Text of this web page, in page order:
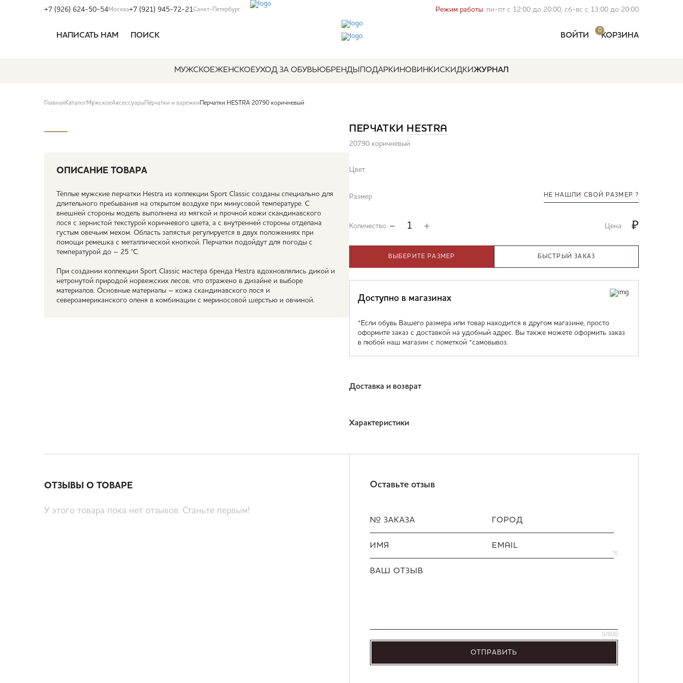
+7 (926) 624-50-54Москва+7 (921) 945-72-21Санкт-Петербург Режим работы: пн-пт с 12:00 до 20:00, сб-вс с 13:00 до 20:00
НАПИСАТЬ НАМ ПОИСК ВОЙТИ
0
КОРЗИНА
МУЖСКОЕЖЕНСКОЕУХОД ЗА ОБУВЬЮБРЕНДЫ ПОДАРКИ НОВИНКИСКИДКИЖУРНАЛ
Главная КаталогМужскоеАксессуары Перчатки и варежки Перчатки HESTRA 20790 коричневый
ОПИСАНИЕ ТОВАРА
Тёплые мужские перчатки Hestra из коллекции Sport Classic созданы специально для
длительного пребывания на открытом воздухе при минусовой температуре. С
внешней стороны модель выполнена из мягкой и прочной кожи скандинавского
лося с зернистой текстурой коричневого цвета, а с внутренней стороны отделана
густым овечьим мехом. Область запястья регулируется в двух положениях при
помощи ремешка с металлической кнопкой. Перчатки подойдут для погоды с
температурой до – 25 °С.
При создании коллекции Sport Classic мастера бренда Hestra вдохновлялись дикой и
нетронутой природой норвежских лесов, что отражено в дизайне и выборе
материалов. Основные материалы – кожа скандинавского лося и
североамериканского оленя в комбинации с мериносовой шерстью и овчиной.
ПЕРЧАТКИ HESTRA
20790 коричневый
Цвет
Размер НЕ НАШЛИ СВОЙ РАЗМЕР ?
Количество Цена ₽
ВЫБЕРИТЕ РАЗМЕР БЫСТРЫЙ ЗАКАЗ
Доступно в магазинах
*Если обувь Вашего размера или товар находится в другом магазине, просто
оформите заказ с доставкой на удобный адрес. Вы также можете оформить заказ
в любой наш магазин с пометкой *самовывоз.
Доставка и возврат
Характеристики
ОТЗЫВЫ О ТОВАРЕ
У этого товара пока нет отзывов. Станьте первым!
Оставьте отзыв
№ ЗАКАЗА ГОРОД
ИМЯ EMAIL
ВАШ ОТЗЫВ
0/800
ОТПРАВИТЬ